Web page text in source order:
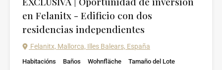
en Felanitx - Edificio con dos
residencias independientes
Felanitx, Mallorca, Illes Balears, España
Habitacións
Baños
Wohnfläche
Tamaño del Lote